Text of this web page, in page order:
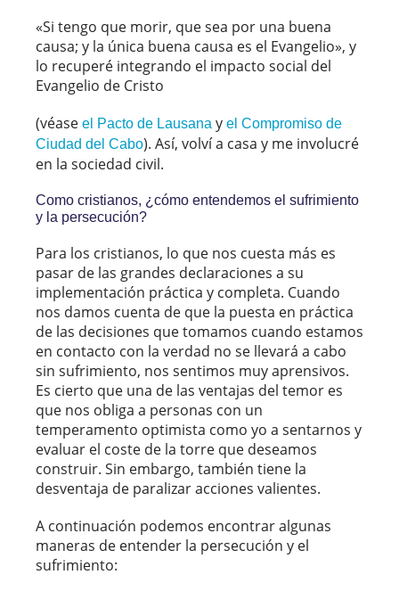
«Si tengo que morir, que sea por una buena
causa; y la única buena causa es el Evangelio», y
lo recuperé integrando el impacto social del
Evangelio de Cristo
(véase el Pacto de Lausana y el Compromiso de
Ciudad del Cabo). Así, volví a casa y me involucré
en la sociedad civil.
Como cristianos, ¿cómo entendemos el sufrimiento
y la persecución?
Para los cristianos, lo que nos cuesta más es
pasar de las grandes declaraciones a su
implementación práctica y completa. Cuando
nos damos cuenta de que la puesta en práctica
de las decisiones que tomamos cuando estamos
en contacto con la verdad no se llevará a cabo
sin sufrimiento, nos sentimos muy aprensivos.
Es cierto que una de las ventajas del temor es
que nos obliga a personas con un
temperamento optimista como yo a sentarnos y
evaluar el coste de la torre que deseamos
construir. Sin embargo, también tiene la
desventaja de paralizar acciones valientes.
A continuación podemos encontrar algunas
maneras de entender la persecución y el
sufrimiento: